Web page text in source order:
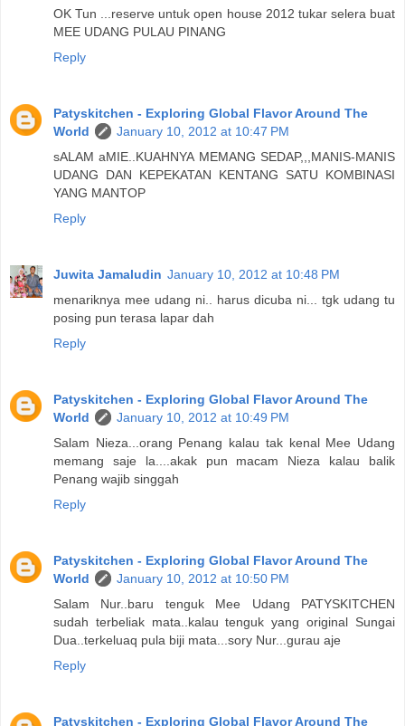
OK Tun ...reserve untuk open house 2012 tukar selera buat
MEE UDANG PULAU PINANG
Reply
Patyskitchen - Exploring Global Flavor Around The
World
January 10, 2012 at 10:47 PM
sALAM aMIE..KUAHNYA MEMANG SEDAP,,,MANIS-MANIS
UDANG DAN KEPEKATAN KENTANG SATU KOMBINASI
YANG MANTOP
Reply
Juwita Jamaludin January 10, 2012 at 10:48 PM
menariknya mee udang ni.. harus dicuba ni... tgk udang tu
posing pun terasa lapar dah
Reply
Patyskitchen - Exploring Global Flavor Around The
World
January 10, 2012 at 10:49 PM
Salam Nieza...orang Penang kalau tak kenal Mee Udang
memang saje la....akak pun macam Nieza kalau balik
Penang wajib singgah
Reply
Patyskitchen - Exploring Global Flavor Around The
World
January 10, 2012 at 10:50 PM
Salam Nur..baru tenguk Mee Udang PATYSKITCHEN
sudah terbeliak mata..kalau tenguk yang original Sungai
Dua..terkeluaq pula biji mata...sory Nur...gurau aje
Reply
Patyskitchen - Exploring Global Flavor Around The